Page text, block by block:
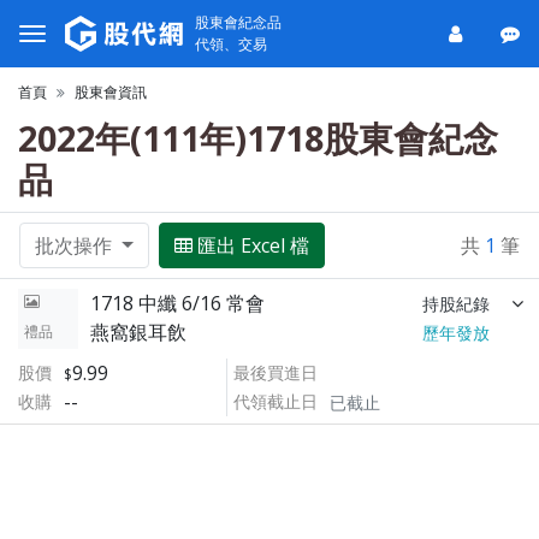
股東會紀念品
代領、交易
首頁 股東會資訊
2022年(111年)1718股東會紀念
品
批次操作 匯出 Excel 檔 共 1 筆
禮品
1718 中纖 6/16 常會 持股紀錄
燕窩銀耳飲
歷年發放
股價
9.99
收購 --
最後買進日
代領截止日
已截止